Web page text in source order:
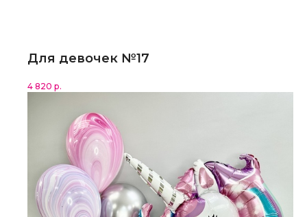
Для девочек №17
4 820 р.